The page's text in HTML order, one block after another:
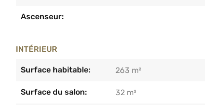
Ascenseur:
INTÉRIEUR
Surface habitable: 263 m²
Surface du salon: 32 m²